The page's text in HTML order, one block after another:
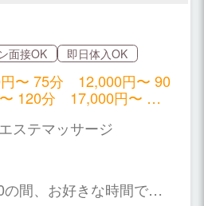
面接OK 即日体入OK
円〜 90
＋
ステマッサージ
間、お好きな時間でお